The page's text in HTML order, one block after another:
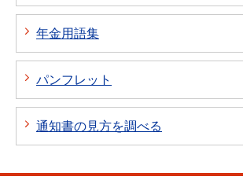
年金用語集
パンフレット
通知書の見方を調べる